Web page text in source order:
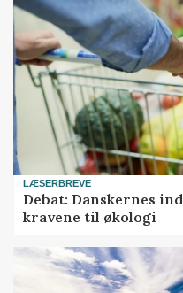
LÆSERBREVE
Debat: Danskernes
kravene til økologi